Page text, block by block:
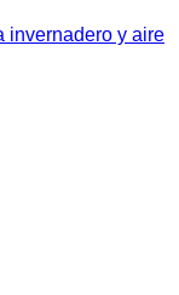
invernadero y aire